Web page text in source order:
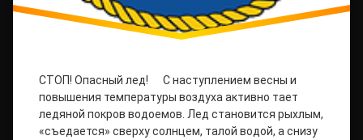
СТОП! Опасный лед! С наступлением весны и
повышения температуры воздуха активно тает
ледяной покров водоемов. Лед становится рыхлым,
«съедается» сверху солнцем, талой водой, а снизу